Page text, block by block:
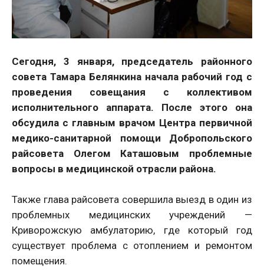
Сегодня, 3 января, председатель районного
совета Тамара Белянкина начала рабочий год с
проведения совещания с коллективом
исполнительного аппарата. После этого она
обсудила с главным врачом Центра первичной
медико-санитарной помощи Добропольского
райсовета Олегом Каташовым проблемные
вопросы в медицинской отрасли района.
Также глава райсовета совершила выезд в один из
проблемных медицинских учреждений —
Криворожскую амбулаторию, где который год
существует проблема с отоплением и ремонтом
помещения.